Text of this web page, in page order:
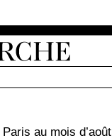
au mois d’août